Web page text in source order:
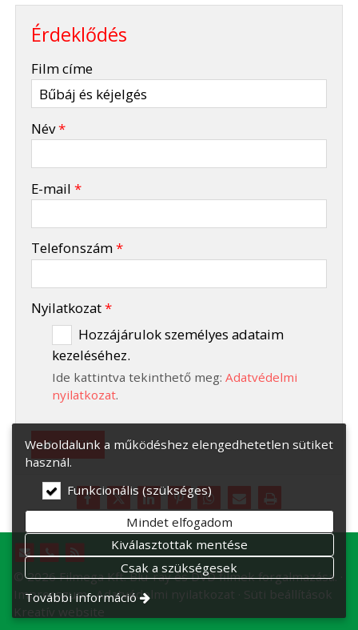
Érdeklődés
Film címe
Név*
E-mail*
Telefonszám*
Nyilatkozat*
Hozzájárulok személyes adataim
kezeléséhez.
Ide kattintva tekinthető meg: Adatvédelmi
nyilatkozat.
Elküld
© 2026 Filmega Kft. Blu-ray és DVD filmek forgalmazása.
Impresszum Adatvédelmi nyilatkozat
Süti beállítások
Kreatív website
Weboldalunk a működéshez elengedhetetlen sütiket
használ.
Funkcionális (szükséges)
Mindet elfogadom
Kiválasztottak mentése
Csak a szükségesek
További információ